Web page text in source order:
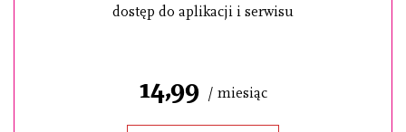
dostęp do aplikacji i serwisu
14,99 / miesiąc